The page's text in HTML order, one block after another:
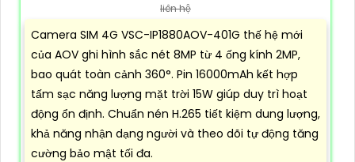
liên hệ
Camera SIM 4G VSC-IP1880AOV-401G thế hệ mới
của AOV ghi hình sắc nét 8MP từ 4 ống kính 2MP,
bao quát toàn cảnh 360°. Pin 16000mAh kết hợp
tấm sạc năng lượng mặt trời 15W giúp duy trì hoạt
động ổn định. Chuẩn nén H.265 tiết kiệm dung lượng,
khả năng nhận dạng người và theo dõi tự động tăng
cường bảo mật tối đa.